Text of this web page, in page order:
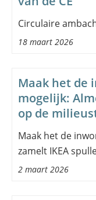
Circulaire
18 maart 2026
Maak het de
mogelijk:
op de
Maak het de
zamelt IKEA
2 maart 2026